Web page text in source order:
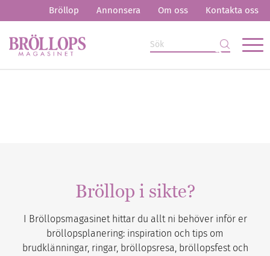
Bröllop Annonsera Om oss Kontakta oss
Bröllop i sikte?
I Bröllopsmagasinet hittar du allt ni behöver inför er
bröllopsplanering: inspiration och tips om
brudklänningar, ringar, bröllopsresa, bröllopsfest och